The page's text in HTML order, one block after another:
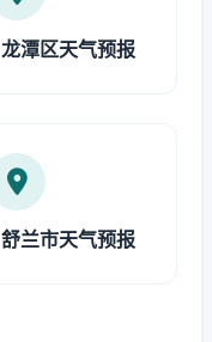
龙潭区天气预报
舒兰市天气预报